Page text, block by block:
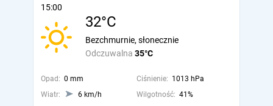
15:00
32°C
Odczuwalna 35°C
Bezchmurnie, słonecznie
Opad: 0 mm Ciśnienie: 1013 hPa
Wiatr:
6 km/h Wilgotność: 41%